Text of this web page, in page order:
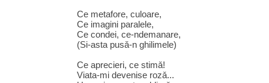
Ce metafore, culoare,
Ce imagini paralele,
Ce condei, ce-ndemanare,
(Si-asta pusǎ-n ghilimele)
Ce aprecieri, ce stimǎ!
Viata-mi devenise rozǎ...